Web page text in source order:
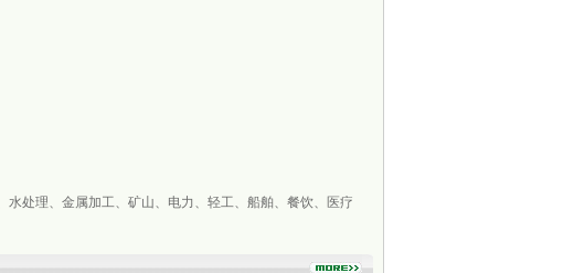
处理、金属加工、矿山、电力、轻工、船舶、餐饮、医疗